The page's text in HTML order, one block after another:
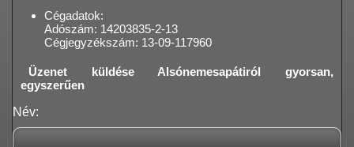
Cégadatok:
Adószám: 14203835-2-13
Cégjegyzékszám: 13-09-117960
Üzenet küldése Alsónemesapátiról gyorsan,
egyszerűen
Név: